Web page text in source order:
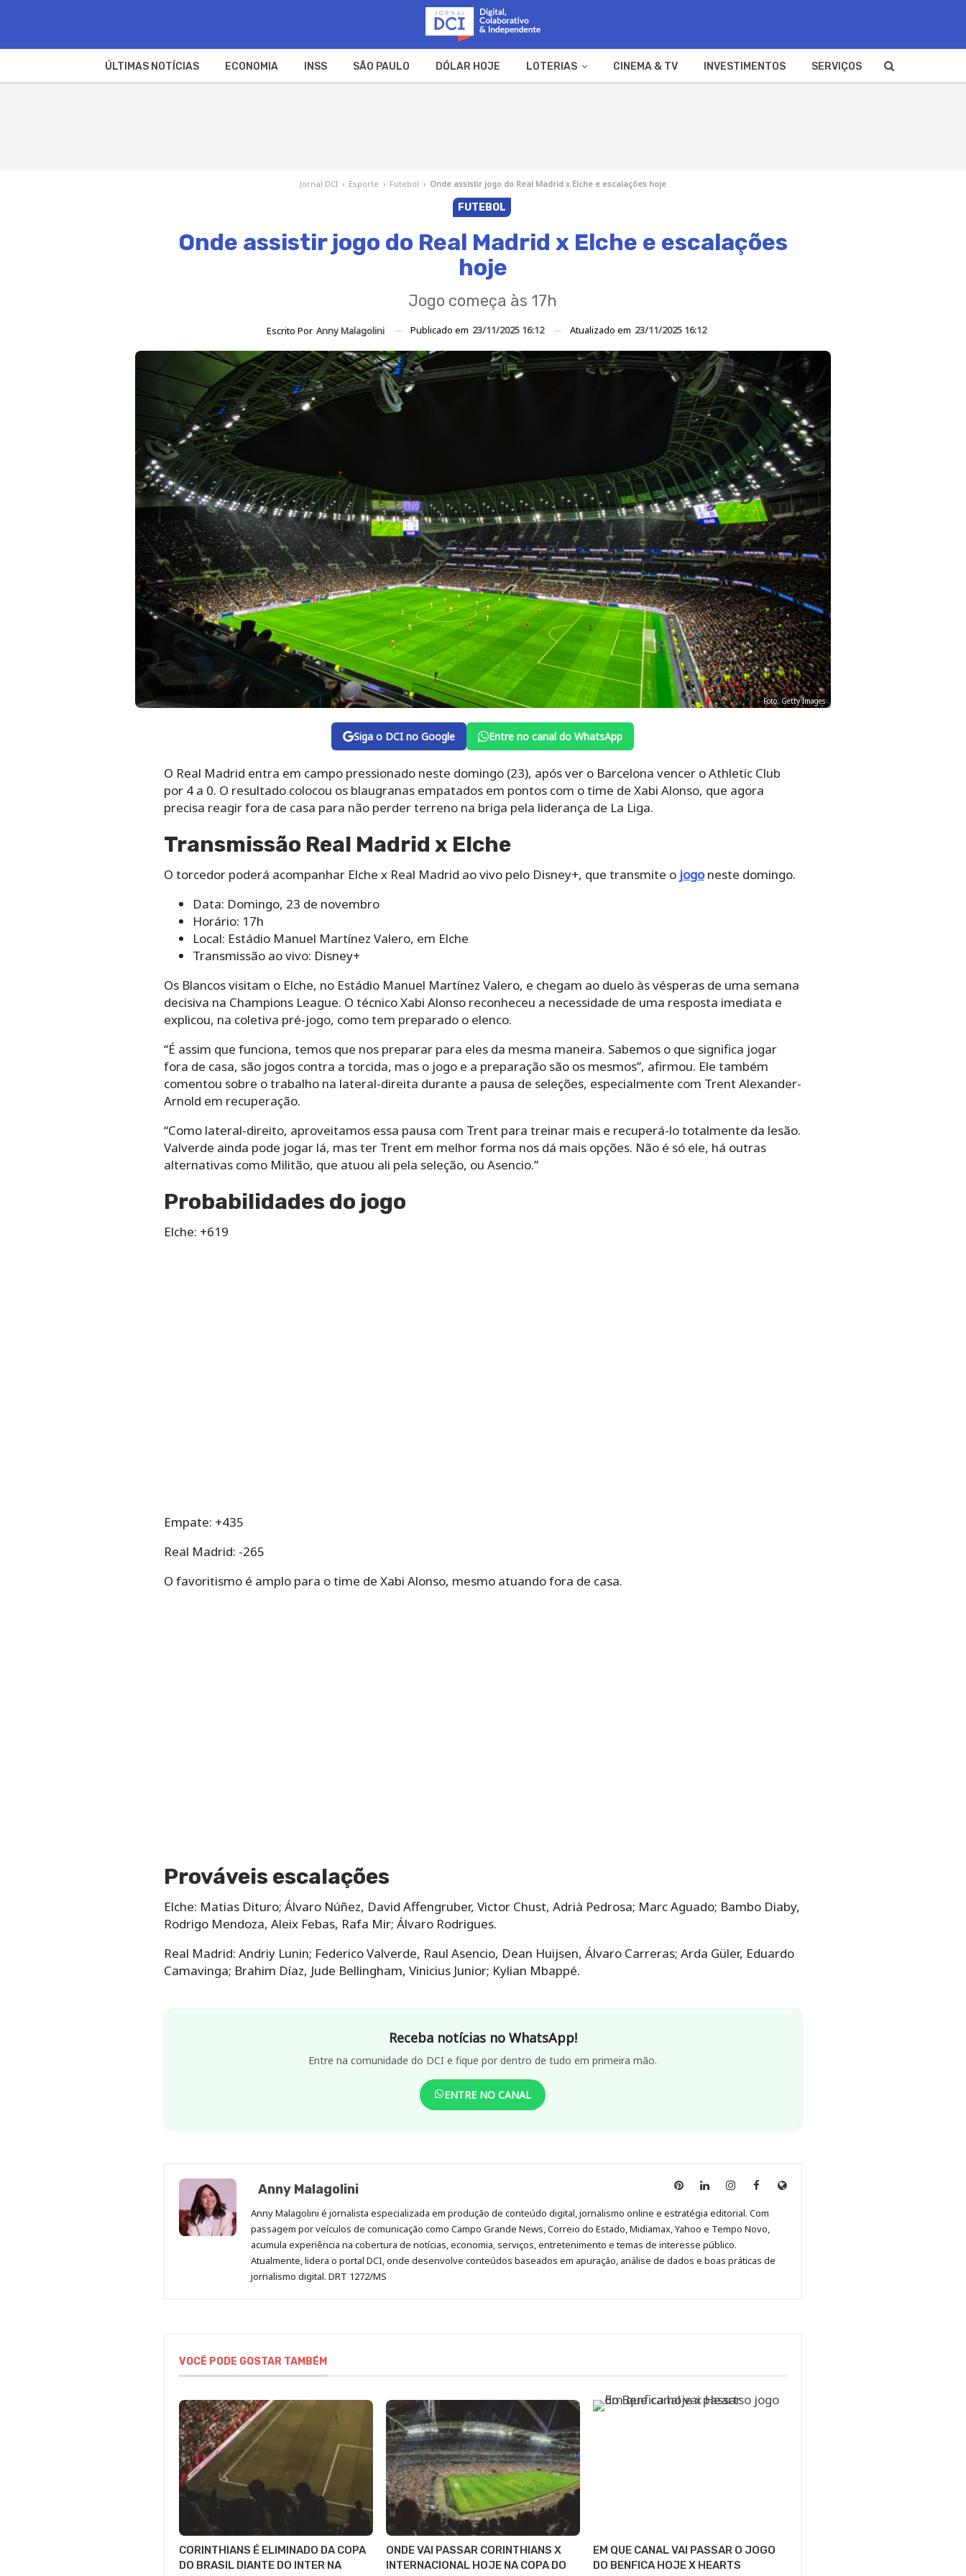
ÚLTIMAS NOTÍCIAS ECONOMIA INSS SÃO PAULO DÓLAR HOJE LOTERIAS CINEMA & TV INVESTIMENTOS SERVIÇOS
Jornal DCI › Esporte › Futebol › Onde assistir jogo do Real Madrid x Elche e escalações hoje
FUTEBOL
Onde assistir jogo do Real Madrid x Elche e escalações
hoje
Jogo começa às 17h
Escrito Por Anny Malagolini Publicado em 23/11/2025 16:12 Atualizado em 23/11/2025 16:12
Foto: Getty Images
Siga o DCI no Google Entre no canal do WhatsApp
O Real Madrid entra em campo pressionado neste domingo (23), após ver o Barcelona vencer o Athletic Club
por 4 a 0. O resultado colocou os blaugranas empatados em pontos com o time de Xabi Alonso, que agora
precisa reagir fora de casa para não perder terreno na briga pela liderança de La Liga.
Transmissão Real Madrid x Elche
O torcedor poderá acompanhar Elche x Real Madrid ao vivo pelo Disney+, que transmite o jogoneste domingo.
Data: Domingo, 23 de novembro
Horário: 17h
Local: Estádio Manuel Martínez Valero, em Elche
Transmissão ao vivo: Disney+
Os Blancos visitam o Elche, no Estádio Manuel Martínez Valero, e chegam ao duelo às vésperas de uma semana
decisiva na Champions League. O técnico Xabi Alonso reconheceu a necessidade de uma resposta imediata e
explicou, na coletiva pré-jogo, como tem preparado o elenco.
“É assim que funciona, temos que nos preparar para eles da mesma maneira. Sabemos o que significa jogar
fora de casa, são jogos contra a torcida, mas o jogo e a preparação são os mesmos”, afirmou. Ele também
comentou sobre o trabalho na lateral-direita durante a pausa de seleções, especialmente com Trent Alexander-
Arnold em recuperação.
“Como lateral-direito, aproveitamos essa pausa com Trent para treinar mais e recuperá-lo totalmente da lesão.
Valverde ainda pode jogar lá, mas ter Trent em melhor forma nos dá mais opções. Não é só ele, há outras
alternativas como Militão, que atuou ali pela seleção, ou Asencio.”
Probabilidades do jogo
Elche: +619
Empate: +435
Real Madrid: -265
O favoritismo é amplo para o time de Xabi Alonso, mesmo atuando fora de casa.
Prováveis escalações
Elche: Matias Dituro; Álvaro Núñez, David Affengruber, Victor Chust, Adrià Pedrosa; Marc Aguado; Bambo Diaby,
Rodrigo Mendoza, Aleix Febas, Rafa Mir; Álvaro Rodrigues.
Real Madrid: Andriy Lunin; Federico Valverde, Raul Asencio, Dean Huijsen, Álvaro Carreras; Arda Güler, Eduardo
Camavinga; Brahim Díaz, Jude Bellingham, Vinicius Junior; Kylian Mbappé.
Receba notícias no WhatsApp!
Entre na comunidade do DCI e fique por dentro de tudo em primeira mão.
ENTRE NO CANAL
Anny Malagolini
Anny
no
Pinterest
Anny
no
LinkedIn
Anny
no
Instagram
Anny
no
Facebook
Site
Anny Malagolini é jornalista especializada em produção de conteúdo digital, jornalismo online e estratégia editorial. Com
passagem por veículos de comunicação como Campo Grande News, Correio do Estado, Midiamax, Yahoo e Tempo Novo,
acumula experiência na cobertura de notícias, economia, serviços, entretenimento e temas de interesse público.
Atualmente, lidera o portal DCI, onde desenvolve conteúdos baseados em apuração, análise de dados e boas práticas de
jornalismo digital. DRT 1272/MS
VOCÊ PODE GOSTAR TAMBÉM
CORINTHIANS É ELIMINADO DA COPA
DO BRASIL DIANTE DO INTER NA
ONDE VAI PASSAR CORINTHIANS X
INTERNACIONAL HOJE NA COPA DO
EM QUE CANAL VAI PASSAR O JOGO
DO BENFICA HOJE X HEARTS